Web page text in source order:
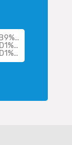
%D0%B0%D0%BD%D0%B4%D1%80%D0%B5%D0%B5%D0%B2%D0%B8%D1%87/